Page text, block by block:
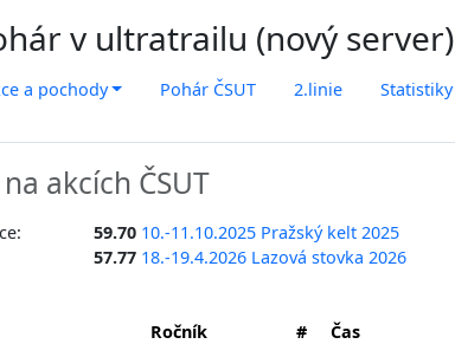
v ultratrailu (nový server)
a pochody Pohár ČSUT 2.linie Statistiky
akcích ČSUT
59.70 10.-11.10.2025 Pražský kelt 2025
57.77 18.-19.4.2026 Lazová stovka 2026
Ročník # Čas